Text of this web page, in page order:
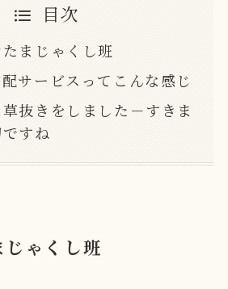
目次
まじゃくし班
サービスってこんな感じ
抜きをしました－すきま
すね
ゃくし班